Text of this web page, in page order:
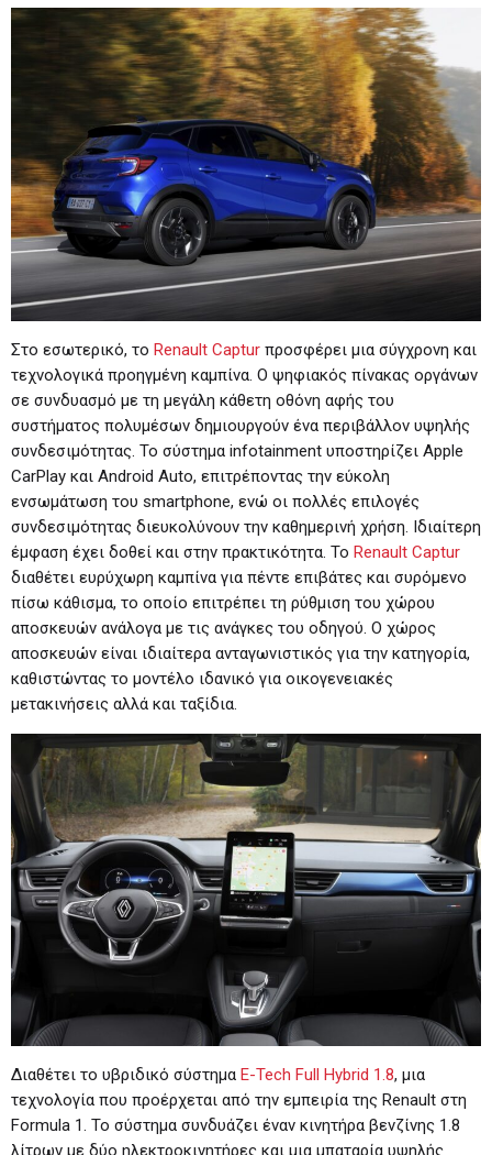
Στο εσωτερικό, το Renault Captur προσφέρει μια σύγχρονη και
τεχνολογικά προηγμένη καμπίνα. Ο ψηφιακός πίνακας οργάνων
σε συνδυασμό με τη μεγάλη κάθετη οθόνη αφής του
συστήματος πολυμέσων δημιουργούν ένα περιβάλλον υψηλής
συνδεσιμότητας. Το σύστημα infotainment υποστηρίζει Apple
CarPlay και Android Auto, επιτρέποντας την εύκολη
ενσωμάτωση του smartphone, ενώ οι πολλές επιλογές
συνδεσιμότητας διευκολύνουν την καθημερινή χρήση. Ιδιαίτερη
έμφαση έχει δοθεί και στην πρακτικότητα. Το Renault Captur
διαθέτει ευρύχωρη καμπίνα για πέντε επιβάτες και συρόμενο
πίσω κάθισμα, το οποίο επιτρέπει τη ρύθμιση του χώρου
αποσκευών ανάλογα με τις ανάγκες του οδηγού. Ο χώρος
αποσκευών είναι ιδιαίτερα ανταγωνιστικός για την κατηγορία,
καθιστώντας το μοντέλο ιδανικό για οικογενειακές
μετακινήσεις αλλά και ταξίδια.
Διαθέτει το υβριδικό σύστημα E-Tech Full Hybrid 1.8, μια
τεχνολογία που προέρχεται από την εμπειρία της Renault στη
Formula 1. Το σύστημα συνδυάζει έναν κινητήρα βενζίνης 1.8